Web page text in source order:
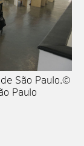
São Paulo.©
Paulo